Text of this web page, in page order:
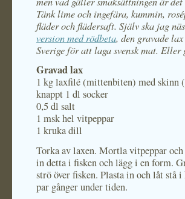
Tänk lime och ingefära, kummin,
fläder och flädersaft. Själv ska jag
version med rödbeta, den gravade
Sverige för att laga svensk mat.
Gravad lax
1 kg laxfilé (mittenbiten) med skinn
knappt 1 dl socker
0,5 dl salt
1 msk hel vitpeppar
1 kruka dill
Torka av laxen. Mortla vitpeppar
in detta i fisken och lägg i en form.
strö över fisken. Plasta in och låt stå
par gånger under tiden.